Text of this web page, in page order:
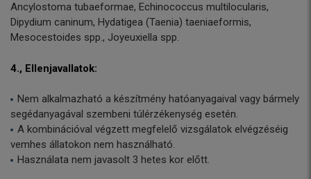
Ancylostoma tubaeformae, Echinococcus multilocularis,
Dipydium caninum, Hydatigea (Taenia) taeniaeformis,
Mesocestoides spp., Joyeuxiella spp.
4., Ellenjavallatok:
Nem alkalmazható a készítmény hatóanyagaival vagy bármely
segédanyagával szembeni túlérzékenység esetén.
A kombinációval végzett megfelelő vizsgálatok elvégzéséig
vemhes állatokon nem használható.
Használata nem javasolt 3 hetes kor előtt.